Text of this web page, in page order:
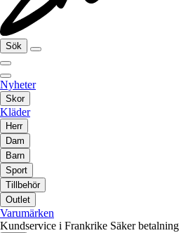
Sök
Nyheter
Skor
Kläder
Herr
Dam
Barn
Sport
Tillbehör
Outlet
Varumärken
Kundservice i Frankrike Säker betalning